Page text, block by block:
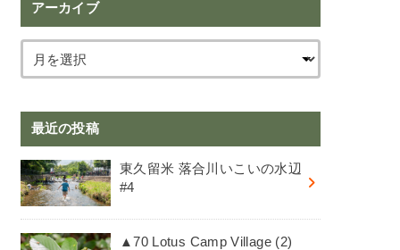
アーカイブ
最近の投稿
東久留米 落合川いこいの水辺
#4
▲70 Lotus Camp Village (2)